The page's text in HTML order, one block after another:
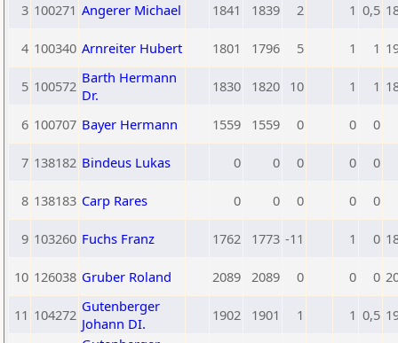
3 100271 Angerer Michael 1841 1839 2 1 0,5
4 100340 Arnreiter Hubert 1801 1796 5 1 1
5 100572 Barth Hermann
Dr.
1830 1820 10 1 1
6 100707 Bayer Hermann 1559 1559 0 0 0
7 138182 Bindeus Lukas 0 0 0 0 0
8 138183 Carp Rares 0 0 0 0 0
9 103260 Fuchs Franz 1762 1773 -11 1 0
10 126038 Gruber Roland 2089 2089 0 0 0
11 104272 Gutenberger
Johann DI.
1902 1901 1 1 0,5